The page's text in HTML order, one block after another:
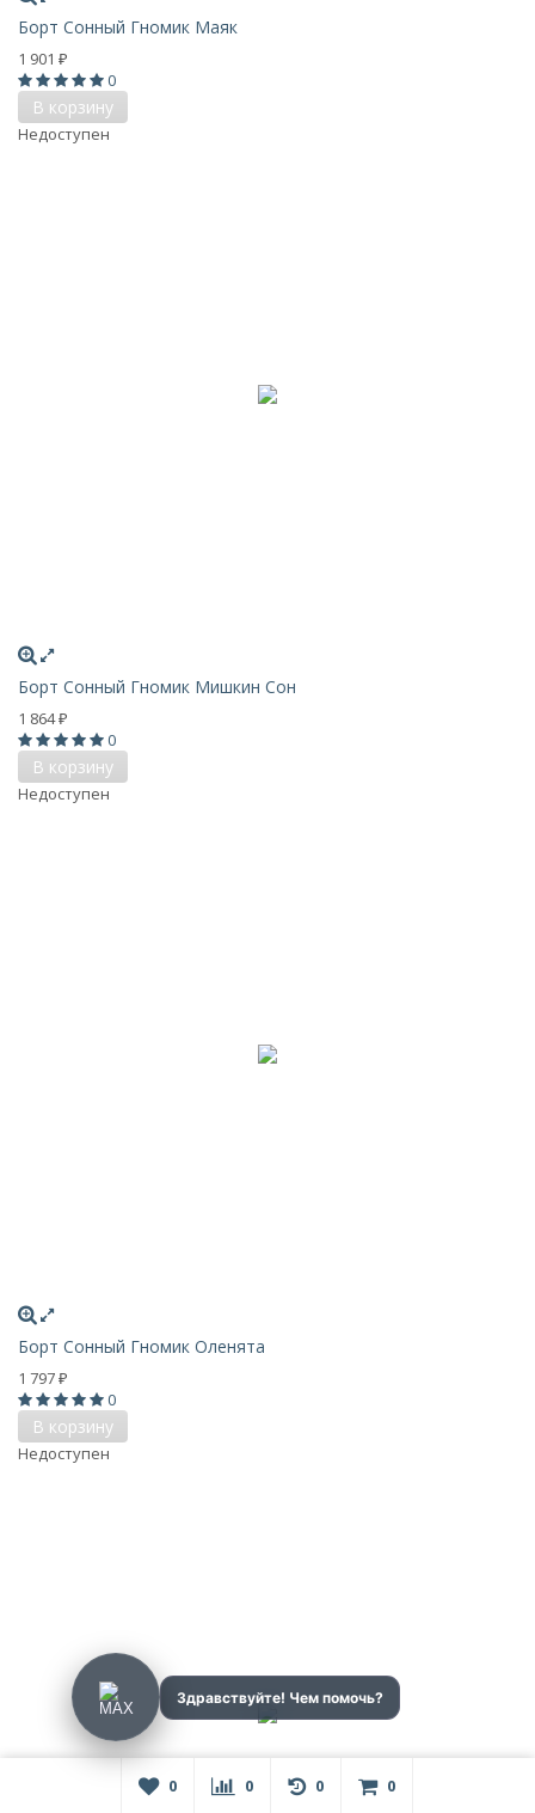
Борт Сонный Гномик Маяк
1 901 ₽
0
В корзину
Недоступен
Борт Сонный Гномик Мишкин Сон
1 864 ₽
0
В корзину
Недоступен
Борт Сонный Гномик Оленята
1 797 ₽
0
В корзину
Недоступен
0 0 0 0